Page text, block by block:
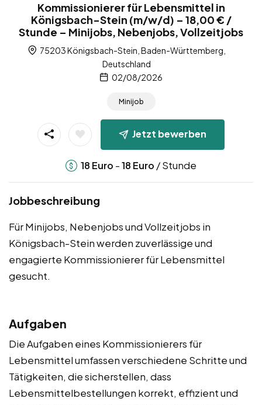
Kommissionierer für Lebensmittel in
Königsbach-Stein (m/w/d) – 18,00 € /
Stunde – Minijobs, Nebenjobs, Vollzeitjobs
75203 Königsbach-Stein, Baden-Württemberg,
Deutschland
02/08/2026
Minijob
Jetzt bewerben
18 Euro -18 Euro / Stunde
Jobbeschreibung
Für Minijobs, Nebenjobs und Vollzeitjobs in
Königsbach-Stein werden zuverlässige und
engagierte Kommissionierer für Lebensmittel
gesucht.
Aufgaben
Die Aufgaben eines Kommissionierers für
Lebensmittel umfassen verschiedene Schritte und
Tätigkeiten, die sicherstellen, dass
Lebensmittelbestellungen korrekt, effizient und